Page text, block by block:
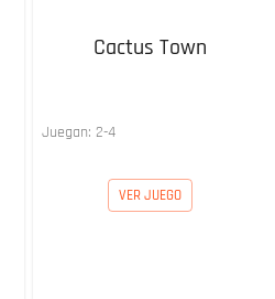
Cactus Town
Juegan: 2-4
VER JUEGO